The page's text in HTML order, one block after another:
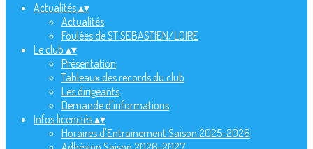
Actualités▴▾
Actualités
Foulées de ST SEBASTIEN/LOIRE
Le club ▴▾
Présentation
Tableaux des records du club
Les dirigeants
Demande d'informations
Infos licenciés▴▾
Horaires d'Entraînement Saison 2025-2026